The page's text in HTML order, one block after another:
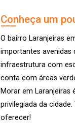
Conheça um
O bairro Laranjeiras
importantes avenidas
infraestrutura com
conta com áreas
Morar em Laranjeiras
privilegiada da
oferecer!